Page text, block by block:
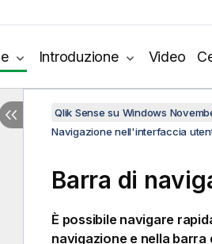
Introduzione Video
Qlik Sense su Windows
Navigazione nell'interfaccia
Barra di
È possibile navigare
navigazione e nella barra